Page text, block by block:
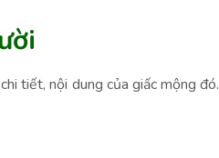
tiết, nội dung của giấc mộng đó.